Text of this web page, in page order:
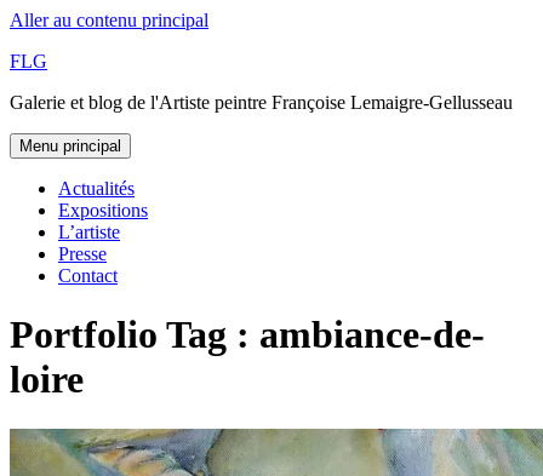
Aller au contenu principal
FLG
Galerie et blog de l'Artiste peintre Françoise Lemaigre-Gellusseau
Menu principal
Actualités
Expositions
L’artiste
Presse
Contact
Portfolio Tag : ambiance-de-
loire